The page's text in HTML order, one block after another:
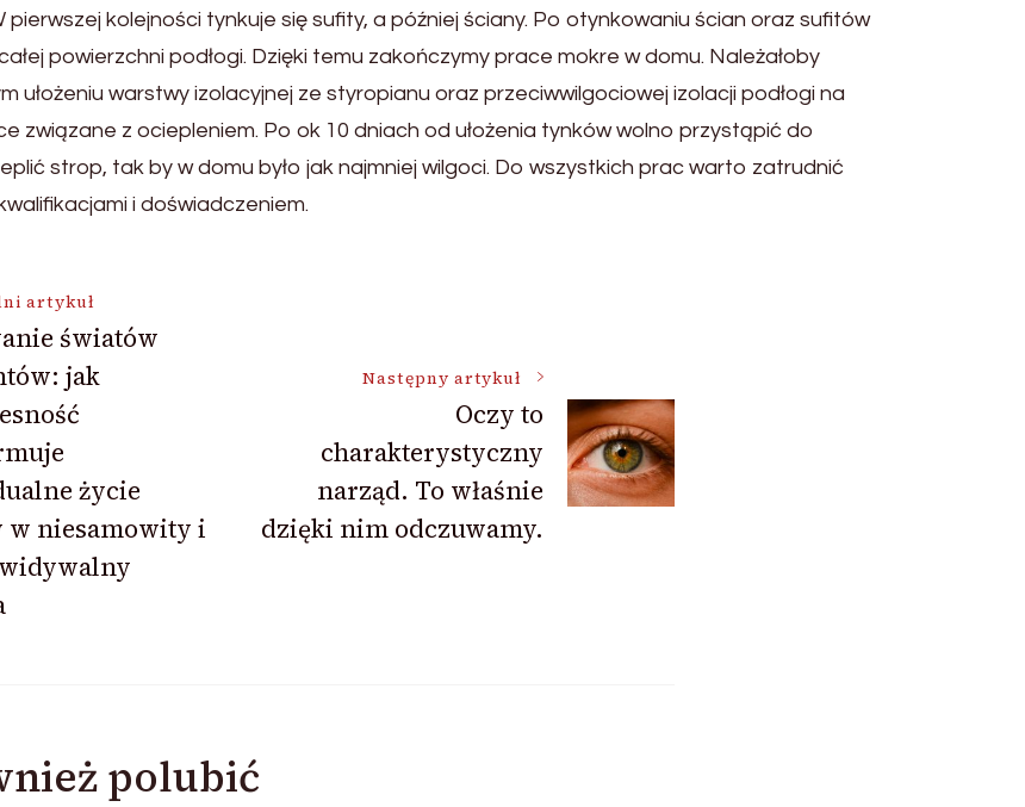
kolejności tynkuje się sufity, a później ściany. Po otynkowaniu ścian oraz sufitów
powierzchni podłogi. Dzięki temu zakończymy prace mokre w domu. Należałoby
ułożeniu warstwy izolacyjnej ze styropianu oraz przeciwwilgociowej izolacji podłogi na
związane z ociepleniem. Po ok 10 dniach od ułożenia tynków wolno przystąpić do
strop, tak by w domu było jak najmniej wilgoci. Do wszystkich prac warto zatrudnić
i doświadczeniem.
artykuł
światów
jak
życie
w niesamowity i
Następny artykuł
Oczy to
charakterystyczny
narząd. To właśnie
dzięki nim odczuwamy.
polubić